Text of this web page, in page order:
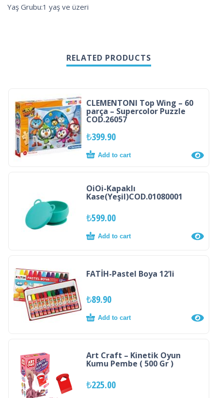
Yaş Grubu:1 yaş ve üzeri
RELATED PRODUCTS
CLEMENTONI Top Wing – 60
parça – Supercolor Puzzle
COD.26057
₺399.90
Add to cart
OiOi-Kapaklı
Kase(Yeşil)COD.01080001
₺599.00
Add to cart
FATİH-Pastel Boya 12’li
₺89.90
Add to cart
Art Craft – Kinetik Oyun
Kumu Pembe ( 500 Gr )
₺225.00